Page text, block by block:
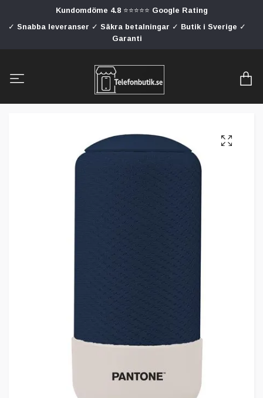
Kundomdöme 4.8 ⭐⭐⭐⭐⭐ Google Rating
✓ Snabba leveranser ✓ Säkra betalningar ✓ Butik i Sverige ✓
Garanti